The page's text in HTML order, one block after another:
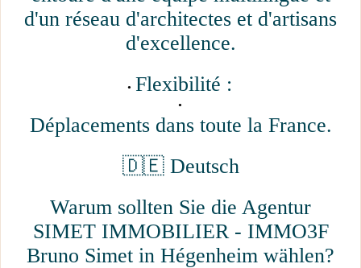
d'un réseau d'architectes et d'artisans
d'excellence.
Flexibilité :
Déplacements dans toute la France.
🇩🇪 Deutsch
Warum sollten Sie die Agentur
SIMET IMMOBILIER - IMMO3F
Bruno Simet in Hégenheim wählen?